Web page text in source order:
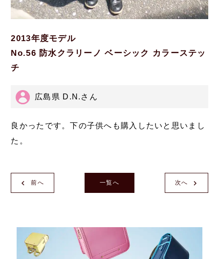
2013年度モデル
No.56 防水クラリーノ ベーシック カラーステッ
チ
広島県 D.N.さん
良かったです。下の子供へも購入したいと思いまし
た。
前へ 次へ
一覧へ